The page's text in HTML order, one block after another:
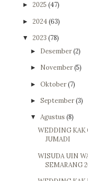
► 2025 (47)
► 2024(63)
▼ 2023 (78)
► Desember(2)
► November(5)
► Oktober(7)
► September(3)
▼ Agustus (8)
WEDDING KAK
JUMADI
WISUDA UIN
SEMARANG